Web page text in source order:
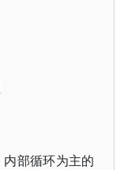
部循环为主的